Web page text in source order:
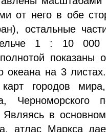
от него в обе
остальные
1 : 10
показаны
океана на 3
городов
Черноморского
в
атлас Маркса